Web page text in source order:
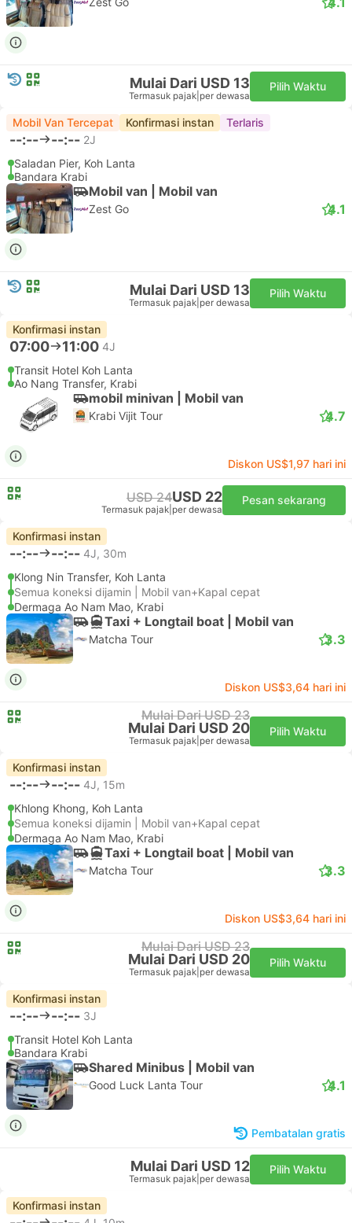
Mulai Dari USD 13
Termasuk pajak per dewasa
Pilih Waktu
Mobil Van Tercepat Konfirmasi instan Terlaris
--:-- --:-- 2J
Saladan Pier, Koh Lanta
Bandara Krabi
Mobil van | Mobil van
Zest Go 4.1
Mulai Dari USD 13
Termasuk pajak per dewasa
Pilih Waktu
Konfirmasi instan
07:00 11:00 4J
Transit Hotel Koh Lanta
Ao Nang Transfer, Krabi
mobil minivan | Mobil van
Krabi Vijit Tour 4.7
Diskon US$1,97 hari ini
USD 24USD 22
Termasuk pajak per dewasa
Pesan sekarang
Konfirmasi instan
--:-- --:-- 4J, 30m
Klong Nin Transfer, Koh Lanta
Semua koneksi dijamin | Mobil van+Kapal cepat
Dermaga Ao Nam Mao, Krabi
Taxi + Longtail boat | Mobil van
Matcha Tour 3.3
Diskon US$3,64 hari ini
Mulai Dari USD 23
Mulai Dari USD 20
Termasuk pajak per dewasa
Pilih Waktu
Konfirmasi instan
--:-- --:-- 4J, 15m
Khlong Khong, Koh Lanta
Semua koneksi dijamin | Mobil van+Kapal cepat
Dermaga Ao Nam Mao, Krabi
Taxi + Longtail boat | Mobil van
Matcha Tour 3.3
Diskon US$3,64 hari ini
Mulai Dari USD 23
Mulai Dari USD 20
Termasuk pajak per dewasa
Pilih Waktu
Konfirmasi instan
--:-- --:-- 3J
Transit Hotel Koh Lanta
Bandara Krabi
Shared Minibus | Mobil van
Good Luck Lanta Tour 4.1
Pembatalan gratis
Mulai Dari USD 12
Termasuk pajak per dewasa
Pilih Waktu
Konfirmasi instan